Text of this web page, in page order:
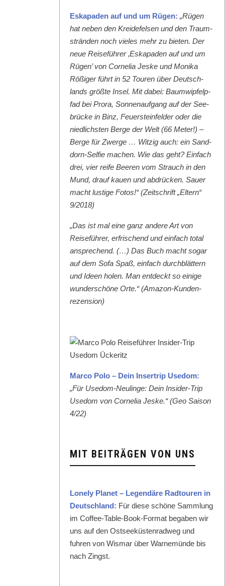
Eska­paden auf und um Rügen: „Rügen
hat neben den Krei­de­felsen und den Traum­
strän­den noch vieles mehr zu bieten. Der
neue Reise­führer ‚Eska­paden auf und um
Rügen’ von Cor­nelia Jeske und Moni­ka
Rößiger führt in 52 Touren über Deutsch­
lands größte Insel. Mit dabei: Baumwipfelp­
fad bei Pro­ra, Son­nenauf­gang auf der See­
brücke in Binz, Feuer­ste­in­felder oder die
niedlich­sten Berge der Welt (66 Meter!) –
Berge für Zwerge … Witzig auch: ein Sand­
dorn-Self­ie machen. Wie das geht? Ein­fach
drei, vier reife Beeren vom Strauch in den
Mund, drauf kauen und abdrück­en. Sauer
macht lustige Fotos!“ (Zeitschrift „Eltern“
9/2018)
„Das ist mal eine ganz andere Art von
Reise­führer, erfrischend und ein­fach total
ansprechend. (…) Das Buch macht sog­ar
auf dem Sofa Spaß, ein­fach durch­blät­tern
und Ideen holen. Man ent­deckt so einige
wun­der­schöne Orte.“ (Ama­zon-Kun­den­
rezen­sion)
Mar­co Polo – Dein Inser­trip Use­dom:
„Für Use­dom-Neulinge: Dein Insid­er-Trip
Use­dom von Cor­nelia Jeske.“ (Geo Sai­son
4/22)
MIT BEITRÄGEN VON UNS
Lone­ly Plan­et – Leg­endäre Rad­touren in
Deutsch­land: Für diese schöne Samm­lung
im Cof­fee-Table-Book-For­mat begaben wir
uns auf den Ost­seeküsten­rad­weg und
fuhren von Wis­mar über Warnemünde bis
nach Zingst.